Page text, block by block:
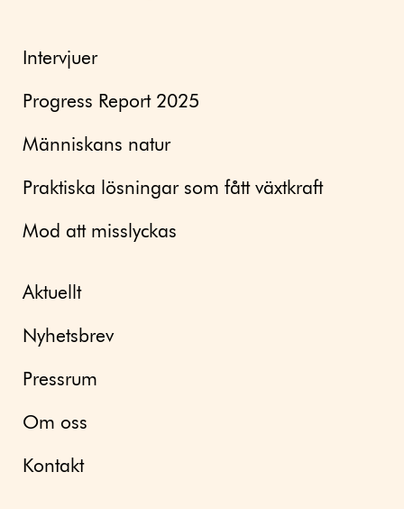
Intervjuer
Progress Report 2025
Människans natur
Praktiska lösningar som fått växtkraft
Mod att misslyckas
Aktuellt
Nyhetsbrev
Pressrum
Om oss
Kontakt